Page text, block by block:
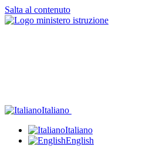
Salta al contenuto
Italiano
Italiano
English